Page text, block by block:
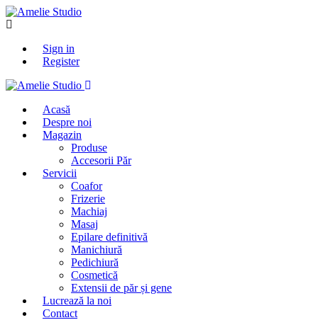
Sign in
Register
Acasă
Despre noi
Magazin
Produse
Accesorii Păr
Servicii
Coafor
Frizerie
Machiaj
Masaj
Epilare definitivă
Manichiură
Pedichiură
Cosmetică
Extensii de păr și gene
Lucrează la noi
Contact